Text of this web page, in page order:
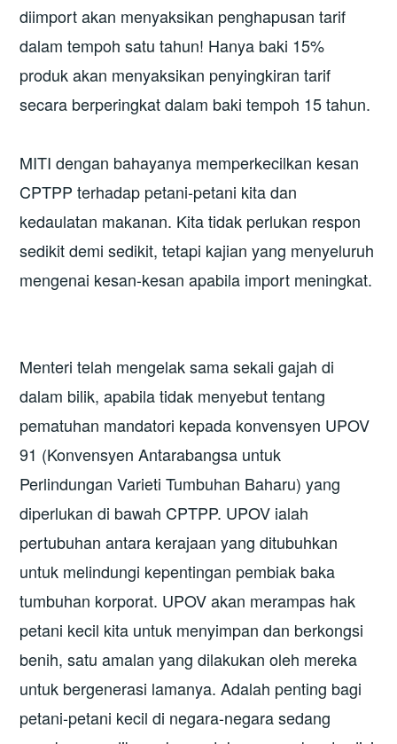
diimport akan menyaksikan penghapusan tarif
dalam tempoh satu tahun! Hanya baki 15%
produk akan menyaksikan penyingkiran tarif
secara berperingkat dalam baki tempoh 15 tahun.
MITI dengan bahayanya memperkecilkan kesan
CPTPP terhadap petani-petani kita dan
kedaulatan makanan. Kita tidak perlukan respon
sedikit demi sedikit, tetapi kajian yang menyeluruh
mengenai kesan-kesan apabila import meningkat.
Menteri telah mengelak sama sekali gajah di
dalam bilik, apabila tidak menyebut tentang
pematuhan mandatori kepada konvensyen UPOV
91 (Konvensyen Antarabangsa untuk
Perlindungan Varieti Tumbuhan Baharu) yang
diperlukan di bawah CPTPP. UPOV ialah
pertubuhan antara kerajaan yang ditubuhkan
untuk melindungi kepentingan pembiak baka
tumbuhan korporat. UPOV akan merampas hak
petani kecil kita untuk menyimpan dan berkongsi
benih, satu amalan yang dilakukan oleh mereka
untuk bergenerasi lamanya. Adalah penting bagi
petani-petani kecil di negara-negara sedang